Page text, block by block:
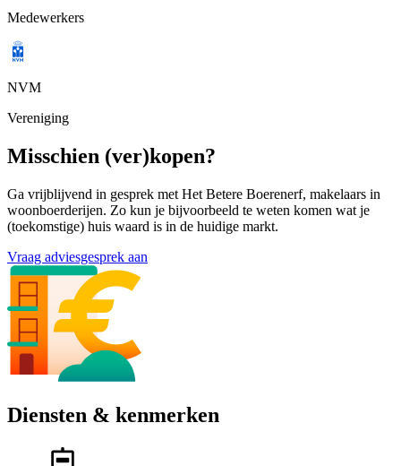
Medewerkers
NVM
Vereniging
Misschien (ver)kopen?
Ga vrijblijvend in gesprek met Het Betere Boerenerf, makelaars in
woonboerderijen. Zo kun je bijvoorbeeld te weten komen wat je
(toekomstige) huis waard is in de huidige markt.
Vraag adviesgesprek aan
Diensten & kenmerken